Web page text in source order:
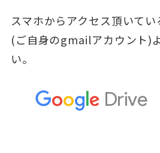
スマホからアクセス頂いて
(ご自身のgmailアカウント)
い。